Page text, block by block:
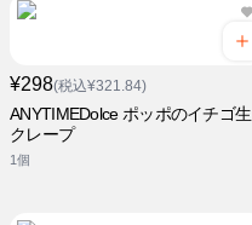
¥298(税込¥321.84)
ANYTIMEDolce ポッポのイチゴ生
クレープ
1個